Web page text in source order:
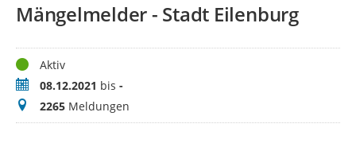
Mängelmelder - Stadt Eilenburg
StatusAktiv
Zeitraum08.12.2021 bis -
Meldungen
2265 Meldungen